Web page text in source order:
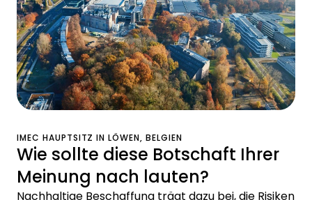
IMEC HAUPTSITZ IN LÖWEN, BELGIEN
Wie sollte diese Botschaft Ihrer
Meinung nach lauten?
Nachhaltige Beschaffung trägt dazu bei, die Risiken